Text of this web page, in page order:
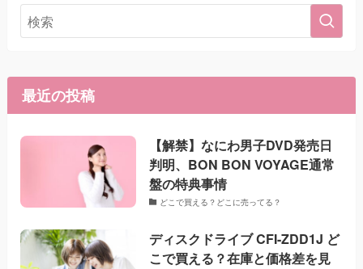
最近の投稿
【解禁】なにわ男子DVD発売日
判明、BON BON VOYAGE通常
盤の特典事情
どこで買える？どこに売ってる？
ディスクドライブ CFI-ZDD1J ど
こで買える？在庫と価格差を見